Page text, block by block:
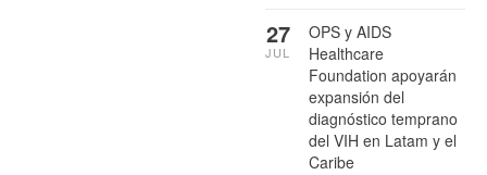
OPS y AIDS
Healthcare
Foundation apoyarán
expansión del
diagnóstico temprano
del VIH en Latam y el
Caribe
27
JUL